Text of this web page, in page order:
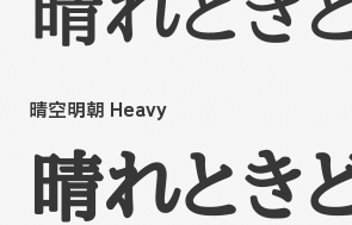
晴空明朝 Heavy
晴れとき